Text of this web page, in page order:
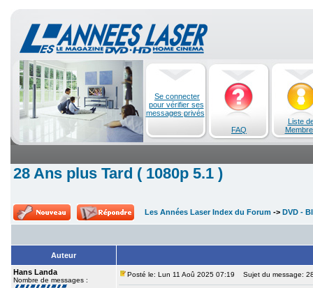
Se connecter
pour vérifier ses
messages privés
FAQ
Liste
28 Ans plus Tard ( 1080p 5.1 )
Les Années Laser Index du Forum -> DVD -
Auteur
Hans Landa
Nombre de messages :
Posté le: Lun 11 Aoû 2025 07:19 Sujet du message: